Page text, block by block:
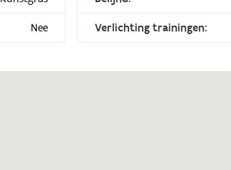
Nee Verlichting trainingen: